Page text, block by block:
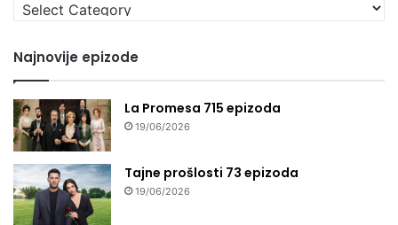
Izaberi
seriju
Najnovije epizode
La Promesa 715 epizoda
19/06/2026
Tajne prošlosti 73 epizoda
19/06/2026